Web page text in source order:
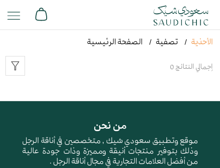
الأحذية تصفية الصفحة الرئيسية
إجمالي النتائج 0
من نحن
موقع وتطبيق سعودي شيك , متخصصين في أناقة الرجل
وذلك بتوفير منتجات أنيقة ومميزة وذات جودة عالية
من أفضل العلامات التجارية في مجال أناقة الرجل .